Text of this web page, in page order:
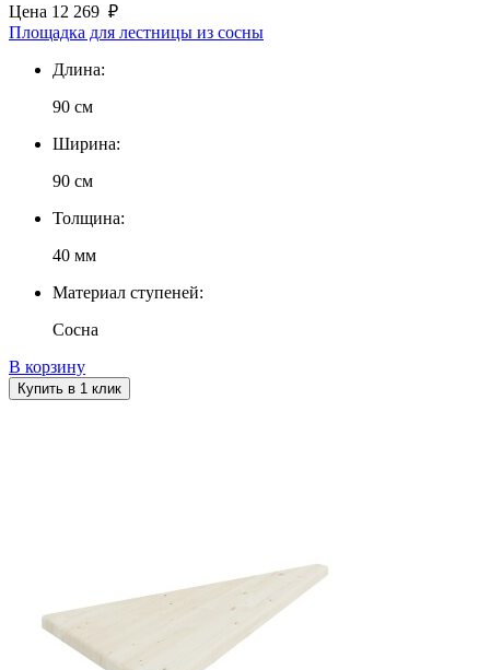
Цена 12 269 ₽
Площадка для лестницы из сосны
Длина:
90 см
Ширина:
90 см
Толщина:
40 мм
Материал ступеней:
Сосна
В корзину
Купить в 1 клик